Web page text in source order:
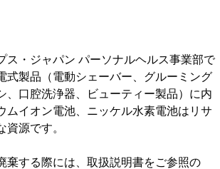
ス・ジャパン パーソナルヘルス事業部で
式製品（電動シェーバー、グルーミング
、口腔洗浄器、ビューティー製品）に内
ムイオン電池、ニッケル水素電池はリサ
資源です。
棄する際には、取扱説明書をご参照の